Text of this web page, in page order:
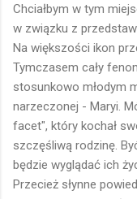
Chciałbym w tym
w związku z
Na większości ikon
Tymczasem cały
stosunkowo młodym
narzeczonej - Maryi.
facet", który kochał
szczęśliwą rodzinę.
będzie wyglądać ich
Przecież słynne